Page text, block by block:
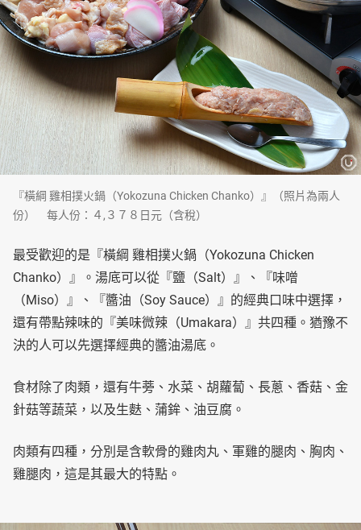
『橫綱 雞相撲火鍋（Yokozuna Chicken Chanko）』（照片為兩人
份） 每人份：４,３７８日元（含稅）
最受歡迎的是『橫綱 雞相撲火鍋（Yokozuna Chicken
Chanko）』。湯底可以從『鹽（Salt）』、『味噌
（Miso）』、『醬油（Soy Sauce）』的經典口味中選擇，
還有帶點辣味的『美味微辣（Umakara）』共四種。猶豫不
決的人可以先選擇經典的醬油湯底。
食材除了肉類，還有牛蒡、水菜、胡蘿蔔、長蔥、香菇、金
針菇等蔬菜，以及生麩、蒲鉾、油豆腐。
肉類有四種，分別是含軟骨的雞肉丸、軍雞的腿肉、胸肉、
雞腿肉，這是其最大的特點。